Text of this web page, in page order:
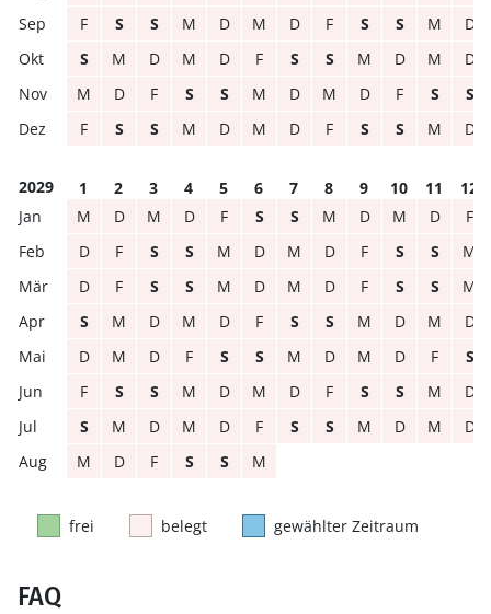
F
S S M D M D F S S M
D
S
M D M D F S S M D M
D
M
D F S S M D M D F S
S
F
S S M D M D F S S M D
2029 1 2 3 4 5 6 7 8 9 10 11
12
M
D M D F S S M D M D
F
D
F S S M D M D F S S
M
D
F S S M D M D F S S
M
S
M D M D F S S M D M
D
D
M D F S S M D M D F
S
F
S S M D M D F S S M
D
S
M D M D F S S M D M
D
M
D F S S M
frei belegt gewählter Zeitraum
FAQ